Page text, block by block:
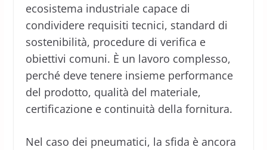
ecosistema industriale capace di
condividere requisiti tecnici, standard di
sostenibilità, procedure di verifica e
obiettivi comuni. È un lavoro complesso,
perché deve tenere insieme performance
del prodotto, qualità del materiale,
certificazione e continuità della fornitura.
Nel caso dei pneumatici, la sfida è ancora